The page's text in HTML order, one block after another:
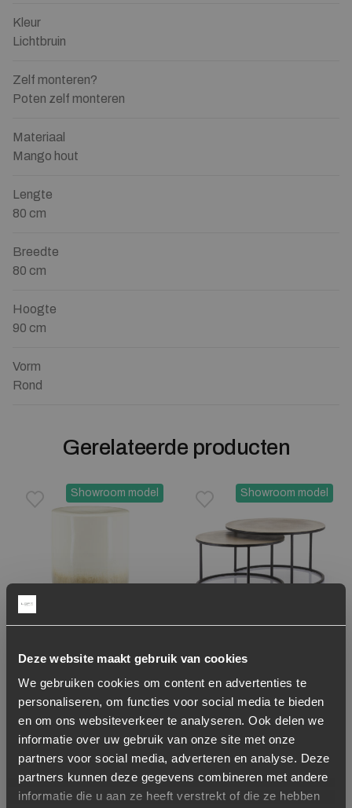
Deze website maakt gebruik van cookies
We gebruiken cookies om content en advertenties te
personaliseren, om functies voor social media te bieden
en om ons websiteverkeer te analyseren. Ook delen we
informatie over uw gebruik van onze site met onze
partners voor social media, adverteren en analyse. Deze
partners kunnen deze gegevens combineren met andere
informatie die u aan ze heeft verstrekt of die ze hebben
Kleur
Lichtbruin
Zelf monteren?
Poten zelf monteren
Materiaal
Mango hout
Lengte
80 cm
Breedte
80 cm
Hoogte
90 cm
Vorm
Rond
Gerelateerde producten
Showroom model
Toevoegen aan verlanglijstje
Verwijderen van verlanglijst
Ronde Bijzettafel Dainty
Creme
159,-
Oorspronkelijke prijs was: 159,-.
75,-
Huidige prijs is: 75,-.
Niet op voorraad
Showroom model
Toevoegen aan
Verwijderen van verlanglijst
set van 2 stuks – Goud
389,-
Oorspronkelijke prijs
200,-
Huidige prijs is: 200,-.
Op voorraad
1-5 werkdagen